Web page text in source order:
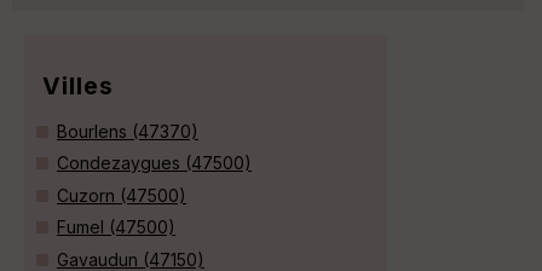
Villes
Bourlens (47370)
Condezaygues (47500)
Cuzorn (47500)
Fumel (47500)
Gavaudun (47150)